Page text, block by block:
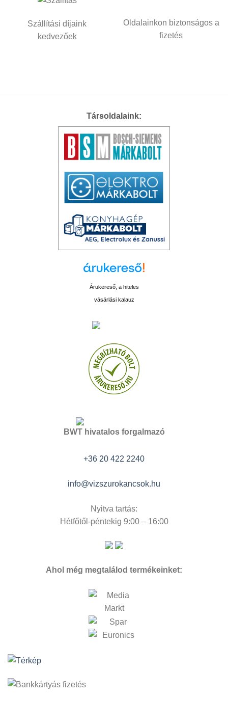
Szállítási díjaink
kedvezőek
Oldalainkon biztonságos a
fizetés
Társoldalaink:
Árukereső, a hiteles
vásárlási kalauz
BWT hivatalos forgalmazó
+36 20 422 2240
info@vizszurokancsok.hu
Nyitva tartás:
Hétfőtől-péntekig 9:00 – 16:00
Ahol még megtalálod termékeinket: